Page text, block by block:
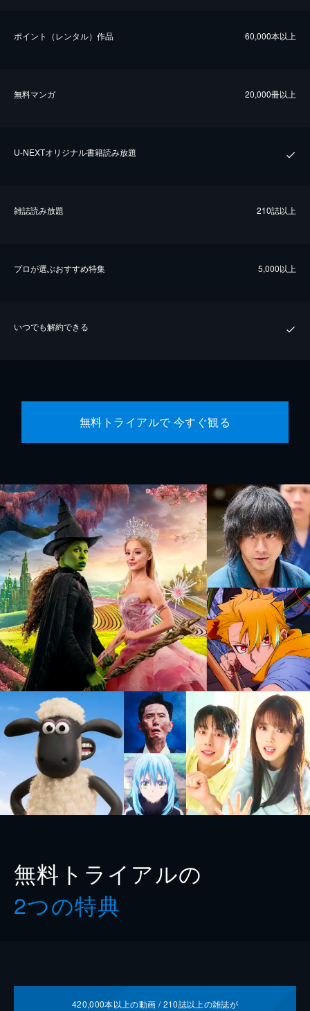
ポイント（レンタル）作品 60,000本以上
無料マンガ 20,000冊以上
U-NEXTオリジナル書籍読み放題
雑誌読み放題 210誌以上
プロが選ぶおすすめ特集 5,000以上
いつでも解約できる
無料トライアルで 今すぐ観る
無料トライアルの
2つの特典
420,000本以上の動画 /210誌以上の雑誌が